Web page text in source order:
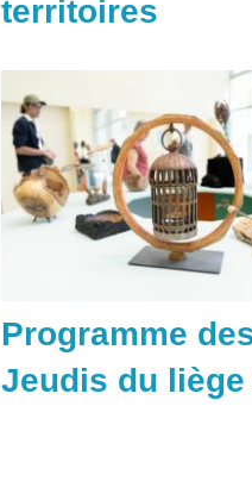
territoires
Programme
Jeudis du liège